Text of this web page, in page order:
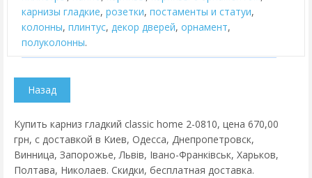
карнизы гладкие, розетки, постаменты и статуи,
колонны, плинтус, декор дверей, орнамент,
полуколонны.
Купить карниз гладкий classic home 2-0810, цена 670,00
грн, с доставкой в Киев, Одесса, Днепропетровск,
Винница, Запорожье, Львів, Івано-Франківськ, Харьков,
Полтава, Николаев. Скидки, бесплатная доставка.